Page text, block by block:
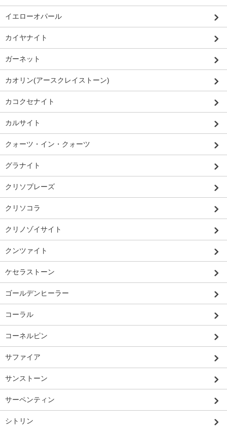
イエローオパール
カイヤナイト
ガーネット
カオリン(アースクレイストーン)
カコクセナイト
カルサイト
クォーツ・イン・クォーツ
グラナイト
クリソプレーズ
クリソコラ
クリノゾイサイト
クンツァイト
ケセラストーン
ゴールデンヒーラー
コーラル
コーネルピン
サファイア
サンストーン
サーペンティン
シトリン